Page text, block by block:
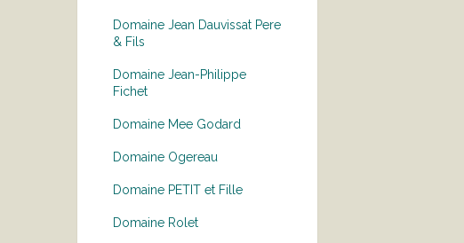
Domaine Jean Dauvissat Pere
& Fils
Domaine Jean-Philippe
Fichet
Domaine Mee Godard
Domaine Ogereau
Domaine PETIT et Fille
Domaine Rolet